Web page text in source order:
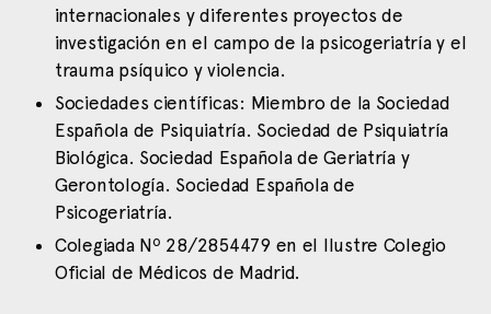
internacionales y diferentes proyectos de
investigación en el campo de la psicogeriatría y el
trauma psíquico y violencia.
Sociedades científicas: Miembro de la Sociedad
Española de Psiquiatría. Sociedad de Psiquiatría
Biológica. Sociedad Española de Geriatría y
Gerontología. Sociedad Española de
Psicogeriatría.
Colegiada Nº 28/2854479 en el Ilustre Colegio
Oficial de Médicos de Madrid.